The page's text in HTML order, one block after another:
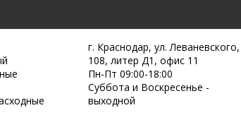
г. Краснодар, ул. Леваневского,
108, литер Д1, офис 11
Пн-Пт 09:00-18:00
Суббота и Воскресенье -
выходной